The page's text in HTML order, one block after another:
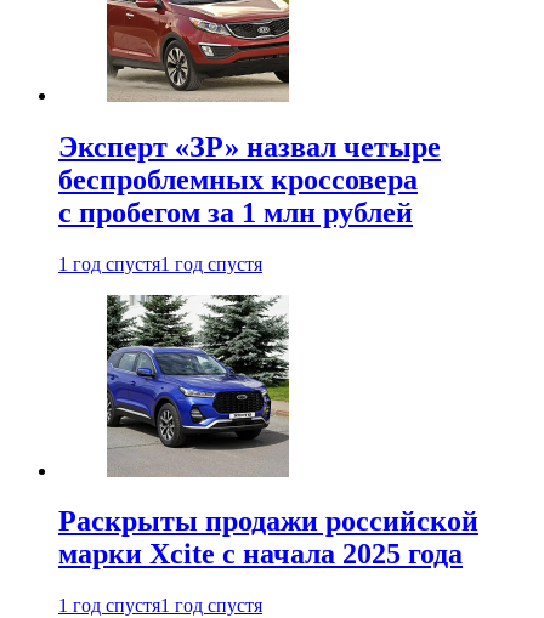
Эксперт «ЗР» назвал четыре
беспроблемных кроссовера
с пробегом за 1 млн рублей
1 год спустя1 год спустя
Раскрыты продажи российской
марки Xcite с начала 2025 года
1 год спустя1 год спустя